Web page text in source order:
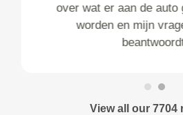
over wat er aan de auto
worden en mijn
View all our 7704